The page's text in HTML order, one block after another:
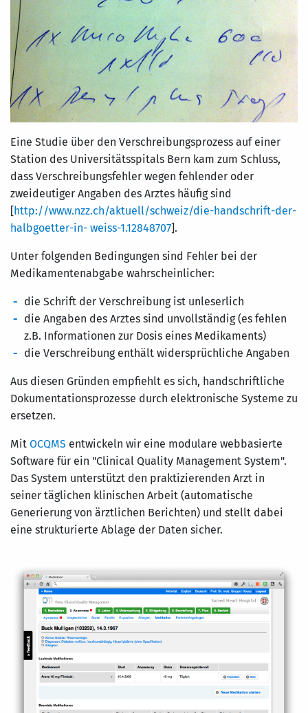
Eine Studie über den Verschreibungsprozess auf einer
Station des Universitätsspitals Bern kam zum Schluss,
dass Verschreibungsfehler wegen fehlender oder
zweideutiger Angaben des Arztes häufig sind
[http://www.nzz.ch/aktuell/schweiz/die-handschrift-der-
halbgoetter-in- weiss-1.12848707].
Unter folgenden Bedingungen sind Fehler bei der
Medikamentenabgabe wahrscheinlicher:
die Schrift der Verschreibung ist unleserlich
die Angaben des Arztes sind unvollständig (es fehlen
z.B. Informationen zur Dosis eines Medikaments)
die Verschreibung enthält widersprüchliche Angaben
Aus diesen Gründen empfiehlt es sich, handschriftliche
Dokumentationsprozesse durch elektronische Systeme zu
ersetzen.
Mit OCQMS entwickeln wir eine modulare webbasierte
Software für ein "Clinical Quality Management System".
Das System unterstützt den praktizierenden Arzt in
seiner täglichen klinischen Arbeit (automatische
Generierung von ärztlichen Berichten) und stellt dabei
eine strukturierte Ablage der Daten sicher.